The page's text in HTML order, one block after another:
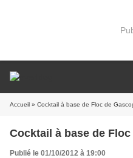
Accueil » Cocktail à base de Floc de
Cocktail à base de
Publié le 01/10/2012 à 19:00